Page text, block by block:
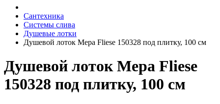
Сантехника
Системы слива
Душевые лотки
Душевой лоток Mepa Fliese 150328 под плитку, 100 см
Душевой лоток Mepa Fliese
150328 под плитку, 100 см